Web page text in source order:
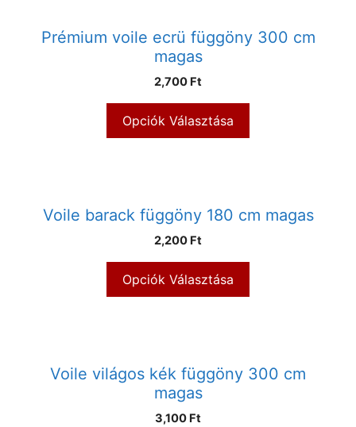
Prémium voile ecrü függöny 300 cm
magas
2,700 Ft
Opciók Választása
Voile barack függöny 180 cm magas
2,200 Ft
Opciók Választása
Voile világos kék függöny 300 cm
magas
3,100 Ft